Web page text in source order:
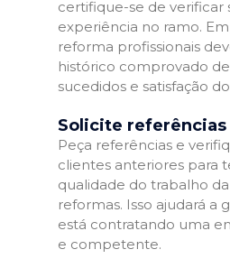
certifique-se de verificar
experiência no ramo.
reforma profissionais
histórico comprovado
sucedidos e satisfação
Solicite referências
Peça referências e
clientes anteriores para
qualidade do trabalho
reformas. Isso ajudará a
está contratando uma
e competente.